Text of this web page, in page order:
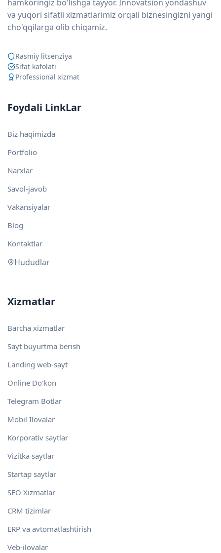
hamkoringiz bo'lishga tayyor. Innovatsion yondashuv
va yuqori sifatli xizmatlarimiz orqali biznesingizni yangi
cho'qqilarga olib chiqamiz.
Rasmiy litsenziya
Sifat kafolati
Professional xizmat
Foydali LinkLar
Biz haqimizda
Portfolio
Narxlar
Savol-javob
Vakansiyalar
Blog
Kontaktlar
Hududlar
Xizmatlar
Barcha xizmatlar
Sayt buyurtma berish
Landing web-sayt
Online Do'kon
Telegram Botlar
Mobil Ilovalar
Korporativ saytlar
Vizitka saytlar
Startap saytlar
SEO Xizmatlar
CRM tizimlar
ERP va avtomatlashtirish
Veb-ilovalar